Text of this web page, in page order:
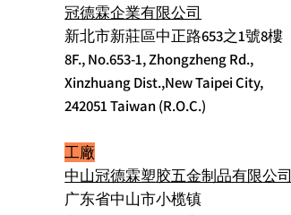
冠德霖企業有限公司
新北市新莊區中正路653之1號8樓
8F., No.653-1, Zhongzheng Rd.,
Xinzhuang Dist.,New Taipei City,
242051 Taiwan (R.O.C.)
工廠
中山冠德霖塑胶五金制品有限公司
广东省中山市小榄镇